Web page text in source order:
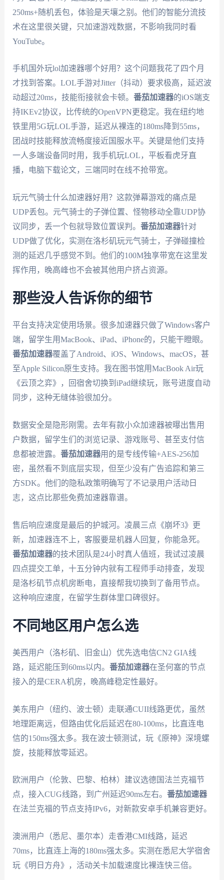
250ms+随机丢包，体验是天壤之别。他们的智能分流技
术在这里很关键，只加速游戏数据，不影响我同时看
YouTube。
手机国外玩lol加速器哪个好用？这个问题我花了四个月
才找到答案。LOL手游对Jitter（抖动）要求极高，延迟波
动超过20ms，技能衔接就会卡顿。 番茄加速器的iOS端支
持IKEv2协议，比传统的OpenVPN更稳定。我在纽约地
铁里用5G玩LOL手游，延迟从裸连的180ms降到55ms，
团战时技能释放流畅度接近国服水平。关键是他们支持
一人多端设备同时用，我手机玩LOL，平板看虎牙直
播，电脑下载论文，三端同时在线不抢带宽。
玩元气骑士什么加速器好用？这款弹幕游戏的痛点是
UDP丢包。元气骑士的子弹位置、怪物移动全靠UDP协
议同步，丢一个包就导致位置误判。 番茄加速器针对
UDP做了优化，实测在洛杉矶玩元气骑士，子弹碰撞检
测的延迟几乎感觉不到。他们的100M独享带宽在这里发
挥作用，晚高峰也不会被其他用户挤占资源。
那些没人告诉你的细节
平台支持决定使用场景。很多加速器只做了Windows客户
端，留学生用MacBook、iPad、iPhone的，只能干瞪眼。
番茄加速器覆盖了Android、iOS、Windows、macOS，甚
至Apple Silicon原生支持。我在图书馆用MacBook Air玩
《云顶之弈》，回宿舍切换到iPad继续玩，账号进度自动
同步，这种无缝体验很加分。
数据安全是隐形刚需。去年有款小众加速器被曝出售用
户数据，留学生们的浏览记录、游戏账号、甚至支付信
息都被泄露。 番茄加速器用的是专线传输+AES-256加
密，虽然看不到底层实现，但至少没有广告追踪和第三
方SDK。他们的隐私政策明确写了不记录用户活动日
志，这点比那些免费加速器靠谱。
售后响应速度是最后的护城河。凌晨三点《崩坏3》更
新，加速器连不上，客服要是机器人回复，你能急死。
番茄加速器的技术团队是24小时真人值班，我试过凌晨
四点提交工单，十五分钟内就有工程师手动排查，发现
是洛杉矶节点机房断电，直接帮我切换到了备用节点。
这种响应速度，在留学生群体里口碑很好。
不同地区用户怎么选
美西用户（洛杉矶、旧金山）优先选电信CN2 GIA线
路，延迟能压到60ms以内。 番茄加速器在圣何塞的节点
接入的是CERA机房，晚高峰稳定性最好。
美东用户（纽约、波士顿）走联通CUII线路更优，虽然
地理距离远，但路由优化后延迟在80-100ms，比直连电
信的150ms强太多。我在波士顿测试，玩《原神》深境螺
旋，技能释放零延迟。
欧洲用户（伦敦、巴黎、柏林）建议选德国法兰克福节
点，接入CUG线路，到广州延迟90ms左右。 番茄加速器
在法兰克福的节点支持IPv6，对新款安卓手机兼容更好。
澳洲用户（悉尼、墨尔本）走香港CMI线路，延迟
70ms，比直连上海的180ms强太多。实测在悉尼大学宿舍
玩《明日方舟》，活动关卡加载速度比裸连快三倍。